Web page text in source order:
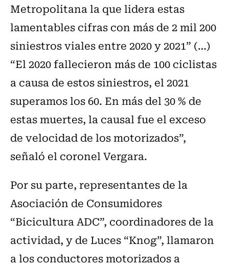
Metropolitana la que lidera estas
lamentables cifras con más de 2 mil 200
siniestros viales entre 2020 y 2021” (…)
“El 2020 fallecieron más de 100 ciclistas
a causa de estos siniestros, el 2021
superamos los 60. En más del 30 % de
estas muertes, la causal fue el exceso
de velocidad de los motorizados”,
señaló el coronel Vergara.
Por su parte, representantes de la
Asociación de Consumidores
“Bicicultura ADC”, coordinadores de la
actividad, y de Luces “Knog”, llamaron
a los conductores motorizados a